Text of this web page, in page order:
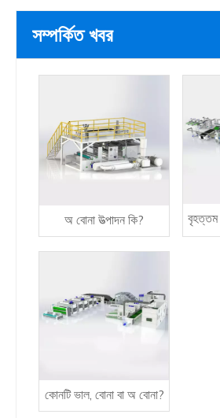
সম্পর্কিত খবর
অ বোনা উত্পাদন কি? বৃহত্তম
কোনটি ভাল, বোনা বা অ বোনা?